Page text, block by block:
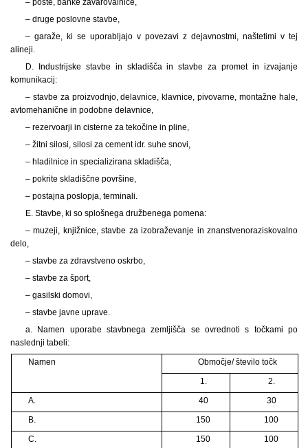
– pošte, banke zavarovalnice,
– druge poslovne stavbe,
– garaže, ki se uporabljajo v povezavi z dejavnostmi, naštetimi v tej
alineji.
D. Industrijske stavbe in skladišča in stavbe za promet in izvajanje
komunikacij:
– stavbe za proizvodnjo, delavnice, klavnice, pivovarne, montažne hale,
avtomehanične in podobne delavnice,
– rezervoarji in cisterne za tekočine in pline,
– žitni silosi, silosi za cement idr. suhe snovi,
– hladilnice in specializirana skladišča,
– pokrite skladiščne površine,
– postajna poslopja, terminali.
E. Stavbe, ki so splošnega družbenega pomena:
– muzeji, knjižnice, stavbe za izobraževanje in znanstvenoraziskovalno
delo,
– stavbe za zdravstveno oskrbo,
– stavbe za šport,
– gasilski domovi,
– stavbe javne uprave.
a. Namen uporabe stavbnega zemljišča se ovrednoti s točkami po
naslednji tabeli:
Namen
Območje/ število točk
1.
2.
A.
40
30
B.
150
100
C.
150
100